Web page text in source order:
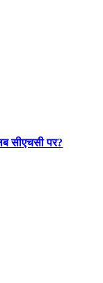
सीएचसी पर?